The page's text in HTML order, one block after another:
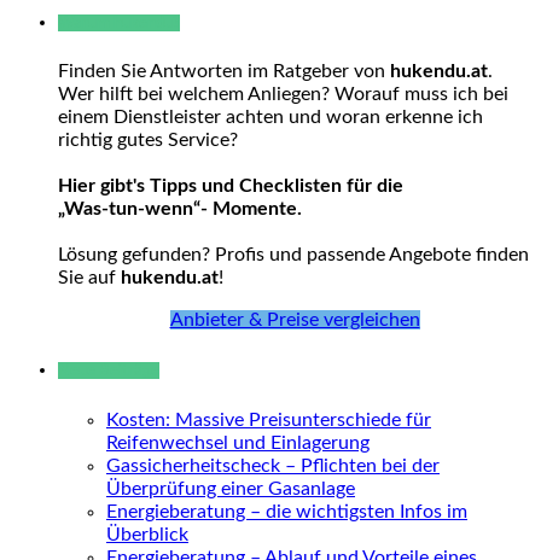
Finden Sie Antworten im Ratgeber von hukendu.at.
Wer hilft bei welchem Anliegen? Worauf muss ich bei
einem Dienstleister achten und woran erkenne ich
richtig gutes Service?
Hier gibt's Tipps und Checklisten für die
„Was-tun-wenn“- Momente.
Lösung gefunden? Profis und passende Angebote finden
Sie auf hukendu.at!
Anbieter & Preise vergleichen
Kosten: Massive Preisunterschiede für
Reifenwechsel und Einlagerung
Gassicherheitscheck – Pflichten bei der
Überprüfung einer Gasanlage
Energieberatung – die wichtigsten Infos im
Überblick